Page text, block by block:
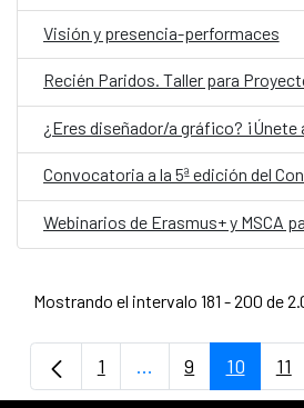
Visión y presencia-performaces
Recién Paridos. Taller para
Mostrando el intervalo 181 - 200 de
Página
1 ...PáginasPágina
9 Página
10 11